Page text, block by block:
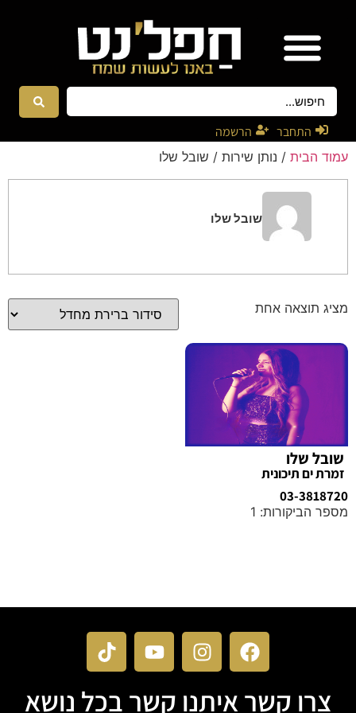
התחבר הרשמה
עמוד הבית / נותן שירות / שובל שלו
שובל שלו
מציג תוצאה אחת
שובל שלו
זמרת ים תיכונית
03-3818720
מספר הביקורות: 1
צרו קשר איתנו קשר בכל נושא